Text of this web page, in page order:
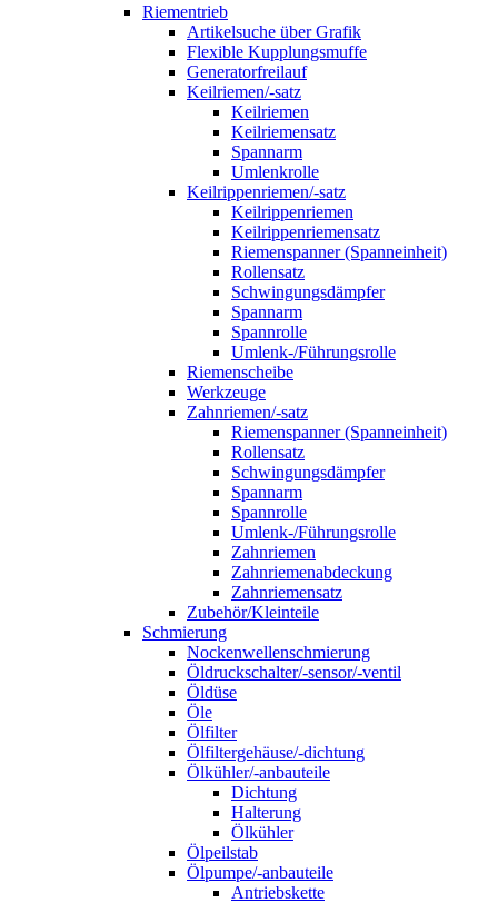
Riementrieb
Artikelsuche über Grafik
Flexible Kupplungsmuffe
Generatorfreilauf
Keilriemen/-satz
Keilriemen
Keilriemensatz
Spannarm
Umlenkrolle
Keilrippenriemen/-satz
Keilrippenriemen
Keilrippenriemensatz
Riemenspanner (Spanneinheit)
Rollensatz
Schwingungsdämpfer
Spannarm
Spannrolle
Umlenk-/Führungsrolle
Riemenscheibe
Werkzeuge
Zahnriemen/-satz
Riemenspanner (Spanneinheit)
Rollensatz
Schwingungsdämpfer
Spannarm
Spannrolle
Umlenk-/Führungsrolle
Zahnriemen
Zahnriemenabdeckung
Zahnriemensatz
Zubehör/Kleinteile
Schmierung
Nockenwellenschmierung
Öldruckschalter/-sensor/-ventil
Öldüse
Öle
Ölfilter
Ölfiltergehäuse/-dichtung
Ölkühler/-anbauteile
Dichtung
Halterung
Ölkühler
Ölpeilstab
Ölpumpe/-anbauteile
Antriebskette